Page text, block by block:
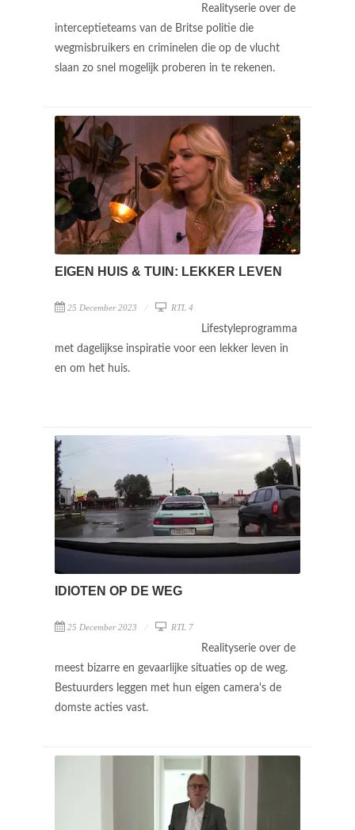
Realityserie over de
interceptieteams van de Britse politie die
wegmisbruikers en criminelen die op de vlucht
slaan zo snel mogelijk proberen in te rekenen.
EIGEN HUIS & TUIN: LEKKER LEVEN
25 December 2023 RTL 4
Lifestyleprogramma
met dagelijkse inspiratie voor een lekker leven in
en om het huis.
IDIOTEN OP DE WEG
25 December 2023 RTL 7
Realityserie over de
meest bizarre en gevaarlijke situaties op de weg.
Bestuurders leggen met hun eigen camera's de
domste acties vast.